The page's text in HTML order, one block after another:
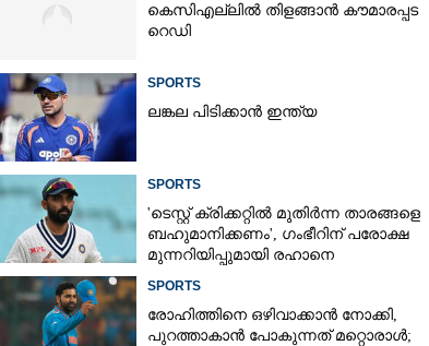
കെസിഎല്ലിൽ തിളങ്ങാൻ കൗമാരപ്പട
റെഡി
SPORTS
ലങ്കല പിടിക്കാൻ ഇന്ത്യ
SPORTS
'ടെസ്റ്റ് ക്രിക്കറ്റിൽ മുതിർന്ന താരങ്ങളെ
ബഹുമാനിക്കണം', ഗംഭീറിന് പരോക്ഷ
മുന്നറിയിപ്പുമായി രഹാനെ
SPORTS
രോഹിത്തിനെ ഒഴിവാക്കാൻ നോക്കി,​
പുറത്താകാൻ പോകുന്നത് മറ്റൊരാൾ;
Copy Link